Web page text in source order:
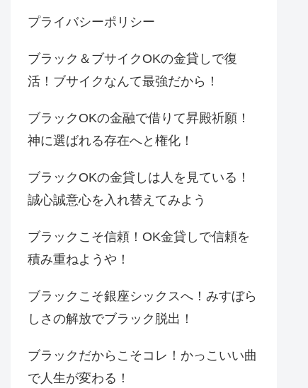
プライバシーポリシー
ブラック＆ブサイクOKの金貸しで復
活！ブサイクなんて最強だから！
ブラックOKの金融で借りて昇殿祈願！
神に選ばれる存在へと権化！
ブラックOKの金貸しは人を見ている！
誠心誠意心を入れ替えてみよう
ブラックこそ信頼！OK金貸しで信頼を
積み重ねようや！
ブラックこそ銀座シックスへ！みすぼら
しさの解放でブラック脱出！
ブラックだからこそコレ！かっこいい曲
で人生が変わる！